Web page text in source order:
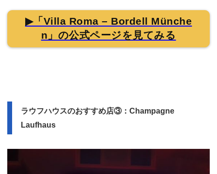
▶「Villa Roma – Bordell Münche
n」の公式ページを見てみる
ラウフハウスのおすすめ店③：Champagne
Laufhaus